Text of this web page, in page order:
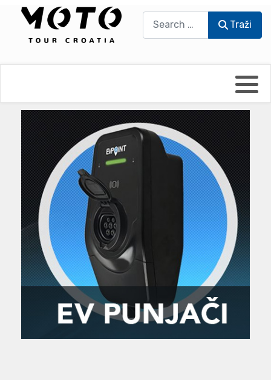
Traži
UmPaDrum
Moto servisi
Impressum
Damir Žerić - ELPASSO
Dario Dinter - Moto TOZ
Igor Kreč - UmPaDrum
Igor Kukec Brmbi
Slaven Gajdek
MTC - Moto Tour Croatia
Moto putopisi
Vikend vožnje
Zanimljivost
Najave i noviteti